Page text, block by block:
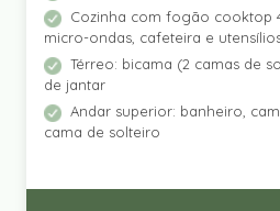
Cozinha com fogão cooktop
micro-ondas, cafeteira e
Térreo: bicama (2 camas de
de jantar
Andar superior: banheiro,
cama de solteiro